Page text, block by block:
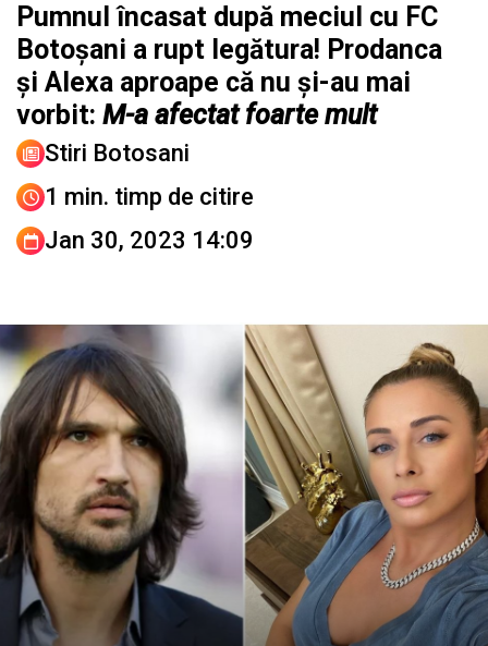
Pumnul încasat după meciul cu FC
Botoșani a rupt legătura! Prodanca
și Alexa aproape că nu și-au mai
vorbit: M-a afectat foarte mult
Stiri Botosani
1 min. timp de citire
Jan 30, 2023 14:09